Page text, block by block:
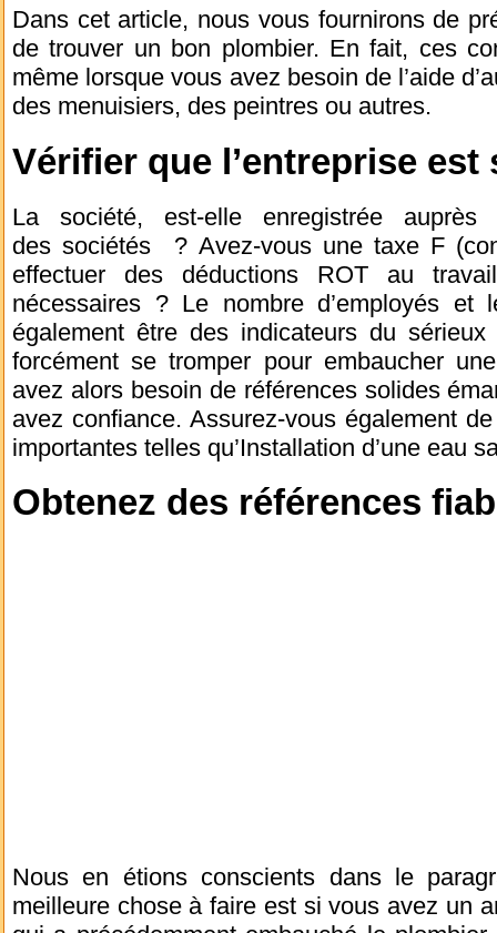
Dans cet article, nous vous fournirons de
de trouver un bon plombier. En fait, ces
même lorsque vous avez besoin de l’aide
des menuisiers, des peintres ou autres.
Vérifier que l’entreprise est
La société, est-elle enregistrée auprès
des sociétés ? Avez-vous une taxe F
effectuer des déductions ROT au
nécessaires ? Le nombre d’employés et
également être des indicateurs du
forcément se tromper pour embaucher
avez alors besoin de références solides
avez confiance. Assurez-vous également
importantes telles qu’Installation d’une eau
Obtenez des références
Nous en étions conscients dans le
meilleure chose à faire est si vous avez un